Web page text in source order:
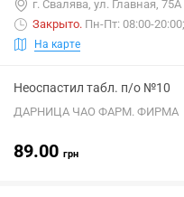
г. Свалява, ул. Главная, 75А
Закрыто. Пн-Пт: 08:00-
На карте
Неоспастил табл. п/о №10
ДАРНИЦА ЧАО ФАРМ. ФИРМА
89.00 грн